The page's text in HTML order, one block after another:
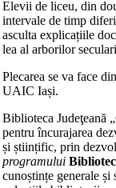
Elevii de liceu, din
intervale de timp
asculta explicațiile
lea al arborilor
Plecarea se va face
UAIC Iași.
Biblioteca Judeţeană
pentru încurajarea
și științific, prin
programului
cunoștințe generale și